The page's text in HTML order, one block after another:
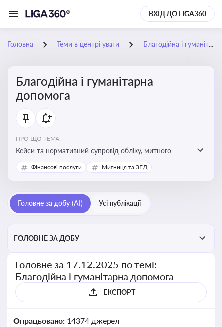
ВХІД ДО LIGA360
Головна Теми в центрі уваги Благодійна і гуманітарна допомога
Благодійна і гуманітарна
допомога
ПРО ЩО ТЕМА:
Кейси та нормативний супровід обліку, митного
оформлення, контролю та утилізації гуманітарної або
благодійної допомоги
Фінансові послуги Митниця та ЗЕД
Головне за добу (AI) Усі публікації
ГОЛОВНЕ ЗА ДОБУ
Головне за 17.12.2025 по темі:
Благодійна і гуманітарна допомога
ЕКСПОРТ
Опрацьовано: 14374 джерел